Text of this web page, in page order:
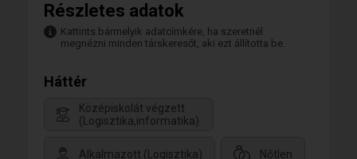
Részletes adatok
Kattints bármelyik adatcímkére, ha szeretnél
megnézni minden társkeresőt, aki ezt állította be.
Háttér
Középiskolát végzett
(Logisztika,informatika)
Alkalmazott (Logisztika) Nőtlen